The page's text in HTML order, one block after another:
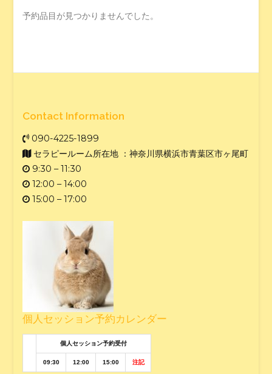
予約品目が見つかりませんでした。
Contact Information
090-4225-1899
セラピールーム所在地 ：神奈川県横浜市青葉区市ヶ尾町
9:30 – 11:30
12:00 – 14:00
15:00 – 17:00
個人セッション予約カレンダー
個人セッション予約受付
09:30 12:00 15:00 注記